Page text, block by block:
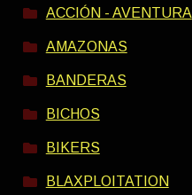
ACCIÓN - AVENTURA
AMAZONAS
BANDERAS
BICHOS
BIKERS
BLAXPLOITATION